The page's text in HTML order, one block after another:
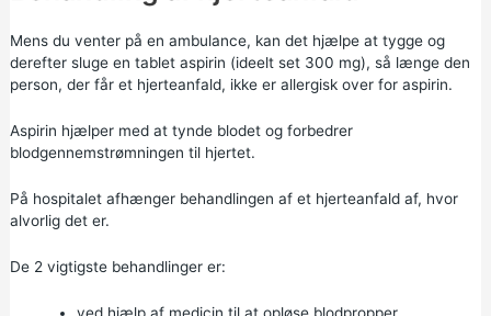
Mens du venter på en ambulance, kan det hjælpe at tygge og
derefter sluge en tablet aspirin (ideelt set 300 mg), så længe den
person, der får et hjerteanfald, ikke er allergisk over for aspirin.
Aspirin hjælper med at tynde blodet og forbedrer
blodgennemstrømningen til hjertet.
På hospitalet afhænger behandlingen af et hjerteanfald af, hvor
alvorlig det er.
De 2 vigtigste behandlinger er:
ved hjælp af medicin til at opløse blodpropper